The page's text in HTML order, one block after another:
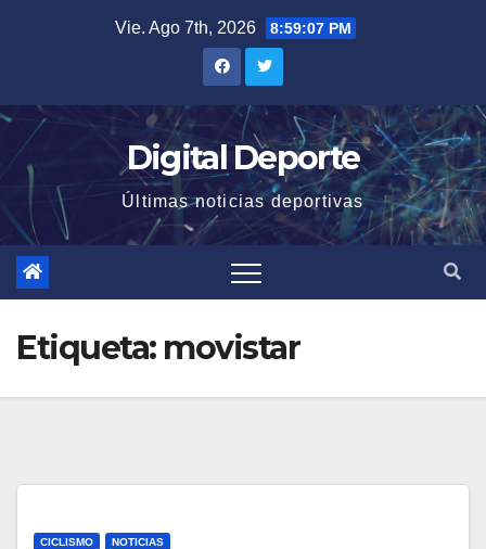
Vie. Ago 7th, 2026 8:59:07 PM
Digital Deporte
Últimas noticias deportivas
Etiqueta: movistar
CICLISMO NOTICIAS